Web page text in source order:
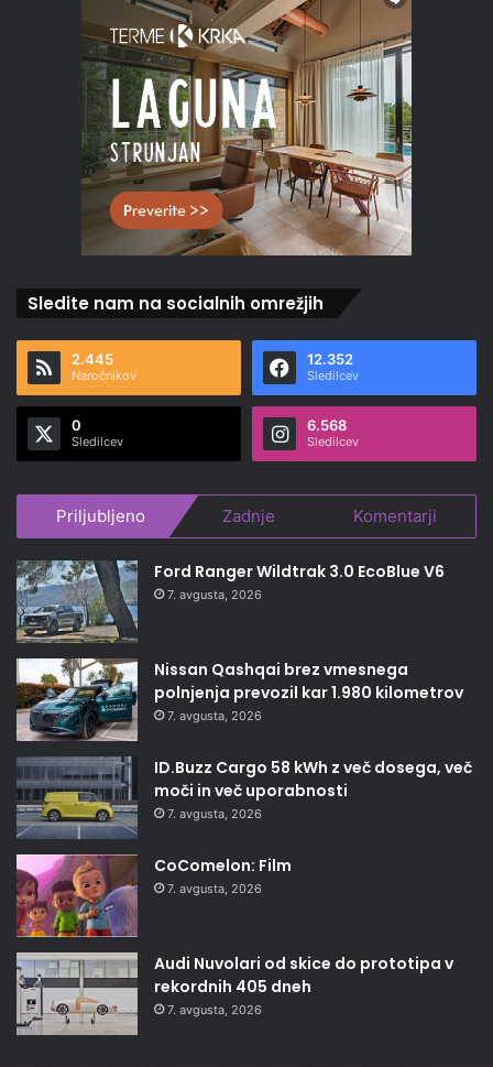
Sledite nam na socialnih omrežjih
2.445
Naročnikov
12.352
Sledilcev
0
Sledilcev
6.568
Sledilcev
Priljubljeno Zadnje Komentarji
Ford Ranger Wildtrak 3.0 EcoBlue V6
7. avgusta, 2026
Nissan Qashqai brez vmesnega
polnjenja prevozil kar 1.980 kilometrov
7. avgusta, 2026
ID.Buzz Cargo 58 kWh z več dosega, več
moči in več uporabnosti
7. avgusta, 2026
CoComelon: Film
7. avgusta, 2026
Audi Nuvolari od skice do prototipa v
rekordnih 405 dneh
7. avgusta, 2026